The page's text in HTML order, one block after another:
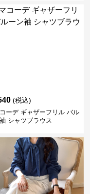
(税込)
ーデ ギャザーフリル バル
シャツブラウス